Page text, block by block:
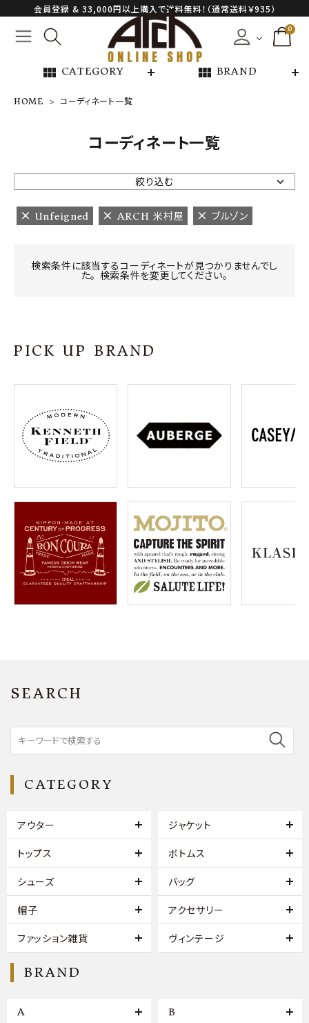
会員登録 & 33,000円以上購入で送料無料！（通常送料￥935）
0
view_module CATEGORY view_module BRAND
NEW ARRIVAL
ARCH EXCLUSIVE
BRAND
INFORMATION
ご利用ガイド
プライバシーポリシー
特定商取引法について
お問い合わせ
OFFICIAL WEB SITE
ACCOUNT MENU
ようこそ ゲスト 様
meeting_room ログイン 会員登録
HOME コーディネート一覧
コーディネート一覧
絞り込む
Unfeigned ARCH 米村屋 ブルゾン
検索条件に該当するコーディネートが見つかりませんでし
た。 検索条件を変更してください。
PICK UP BRAND
SEARCH
CATEGORY
アウター ジャケット
トップス ボトムス
シューズ バッグ
帽子 アクセサリー
ファッション雑貨 ヴィンテージ
BRAND
A B